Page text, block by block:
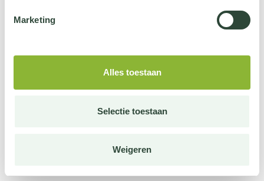
Marketing
Alles toestaan
Selectie toestaan
Weigeren